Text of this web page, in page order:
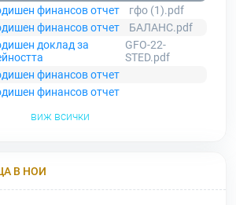
финансов отчет
гфо (1).pdf
финансов отчет
БАЛАНС.pdf
доклад за
GFO-22-
STED.pdf
финансов отчет
финансов отчет
виж всички
В НОИ